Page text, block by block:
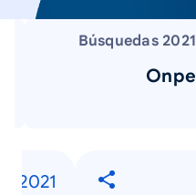
Búsquedas 2021
Onpe
2021